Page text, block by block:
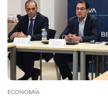
ECONOMÍA